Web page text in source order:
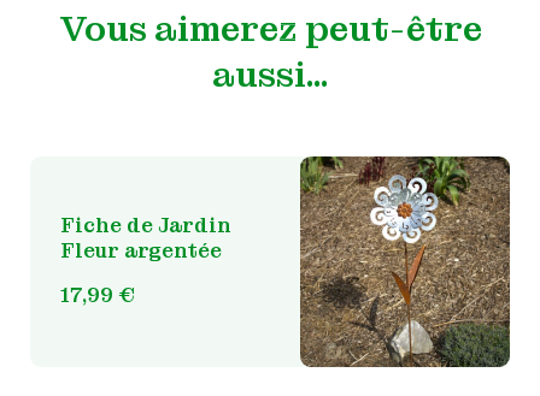
Vous aimerez peut-être
aussi…
Fiche de Jardin
Fleur argentée
17,99 €